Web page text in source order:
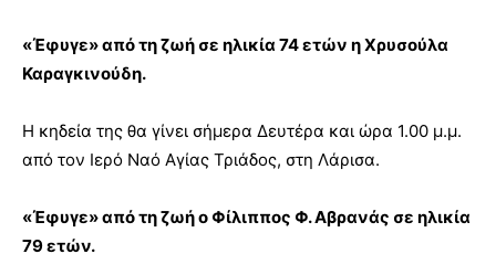
«Έφυγε» από τη ζωή σε ηλικία 74 ετών η Χρυσούλα
Καραγκινούδη.
Η κηδεία της θα γίνει σήμερα Δευτέρα και ώρα 1.00 μ.μ.
από τον Ιερό Ναό Αγίας Τριάδος, στη Λάρισα.
«Έφυγε» από τη ζωή ο Φίλιππος Φ. Αβρανάς σε ηλικία
79 ετών.